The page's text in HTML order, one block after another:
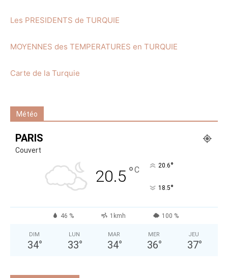
Les PRESIDENTS de TURQUIE
MOYENNES des TEMPERATURES en TURQUIE
Carte de la Turquie
Météo
PARIS
Couvert
20.5 °C 20.6°
18.5°
46 % 1kmh 100 %
DIM
34°
LUN
33°
MAR
34°
MER
36°
JEU
37°